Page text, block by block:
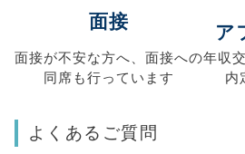
面接
面接が不安な方へ、 面接への
同席も行っています
ア
年収
内
よくあるご質問